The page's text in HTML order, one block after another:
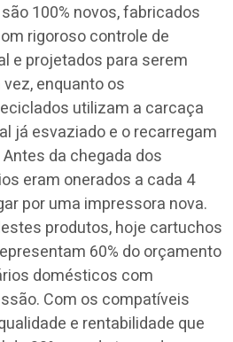
100% novos, fabricados
rigoroso controle de
e projetados para serem
enquanto os
utilizam a carcaça
já esvaziado e o recarregam
da chegada dos
eram onerados a cada 4
por uma impressora nova.
produtos, hoje cartuchos
60% do orçamento
domésticos com
Com os compatíveis
e rentabilidade que